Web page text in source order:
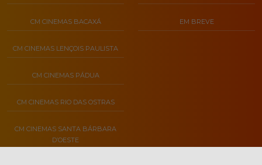
CM CINEMAS BACAXÁ
CM CINEMAS LENÇOIS PAULISTA
CM CINEMAS PÁDUA
CM CINEMAS RIO DAS OSTRAS
CM CINEMAS SANTA BÁRBARA
D’OESTE
EM BREVE